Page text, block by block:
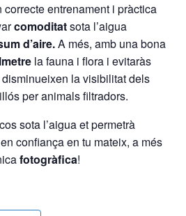
correcte entrenament i pràctica
comoditatsota l’aigua
d’aire.A més, amb una bona
la fauna i flora i evitaràs
la visibilitat dels
per animals filtradors.
sota l’aigua et permetrà
confiança en tu mateix, a més
fotogràfica!